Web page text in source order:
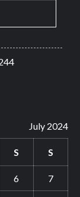
July 2024
S S
6 7